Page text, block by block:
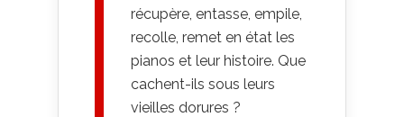
récupère, entasse, empile,
recolle, remet en état les
pianos et leur histoire. Que
cachent-ils sous leurs
vieilles dorures ?